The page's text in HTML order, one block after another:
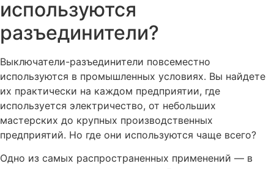
используются
разъединители?
Выключатели-разъединители повсеместно
используются в промышленных условиях. Вы найдете
их практически на каждом предприятии, где
используется электричество, от небольших
мастерских до крупных производственных
предприятий. Но где они используются чаще всего?
Одно из самых распространенных применений — в